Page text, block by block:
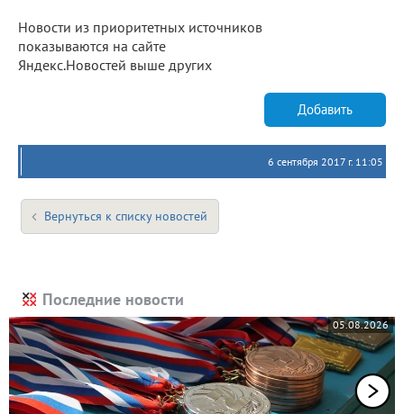
Новости из приоритетных источников
показываются на сайте
Яндекс.Новостей выше других
Добавить
6 сентября 2017 г. 11:05
Вернуться к списку новостей
Последние новости
05.08.2026